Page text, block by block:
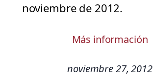
noviembre de 2012.
Más información
noviembre 27, 2012